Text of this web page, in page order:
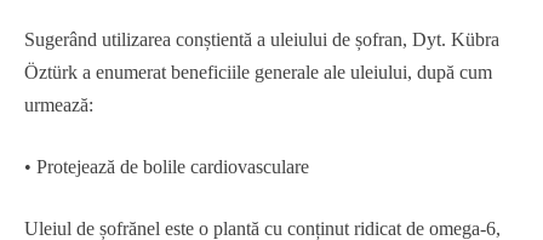
Sugerând utilizarea conștientă a uleiului de șofran, Dyt. Kübra
Öztürk a enumerat beneficiile generale ale uleiului, după cum
urmează:
• Protejează de bolile cardiovasculare
Uleiul de șofrănel este o plantă cu conținut ridicat de omega-6,